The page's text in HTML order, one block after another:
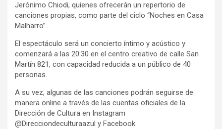
Jerónimo Chiodi, quienes ofrecerán un repertorio de
canciones propias, como parte del ciclo “Noches en Casa
Malharro”.
El espectáculo será un concierto íntimo y acústico y
comenzará a las 20:30 en el centro creativo de calle San
Martín 821, con capacidad reducida a un público de 40
personas.
A su vez, algunas de las canciones podrán seguirse de
manera online a través de las cuentas oficiales de la
Dirección de Cultura en Instagram
@Direcciondeculturaazul y Facebook